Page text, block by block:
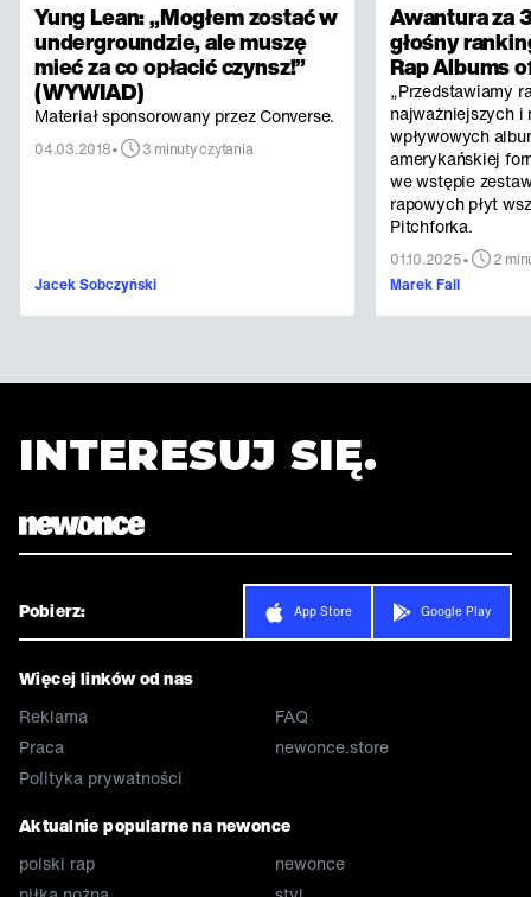
Yung Lean: „Mogłem zostać w
undergroundzie, ale muszę
mieć za co opłacić czynsz!”
(WYWIAD)
Materiał sponsorowany przez Converse.
04.03.2018• 3 minuty czytania
Jacek Sobczyński
Awantura za
głośny
Rap Albums
„Przedstawiamy
najważniejszych i
wpływowych
amerykańskiej
we wstępie
rapowych płyt
Pitchforka.
01.10.2025•
2
Marek Fall
INTERESUJ SIĘ.
Pobierz: App Store Google Play
Więcej linków od nas
Reklama
Praca
Polityka prywatności
FAQ
newonce.store
Aktualnie popularne na newonce
polski rap
newonce